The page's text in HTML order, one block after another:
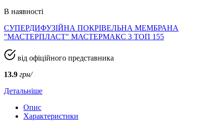
В наявності
СУПЕРДИФУЗІЙНА ПОКРІВЕЛЬНА МЕМБРАНА
"МАСТЕРПЛАСТ" МАСТЕРМАКС 3 ТОП 155
від офіційного представника
13.9 грн/
Детальніше
Опис
Характеристики